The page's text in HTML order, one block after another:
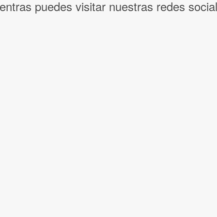
puedes visitar nuestras redes